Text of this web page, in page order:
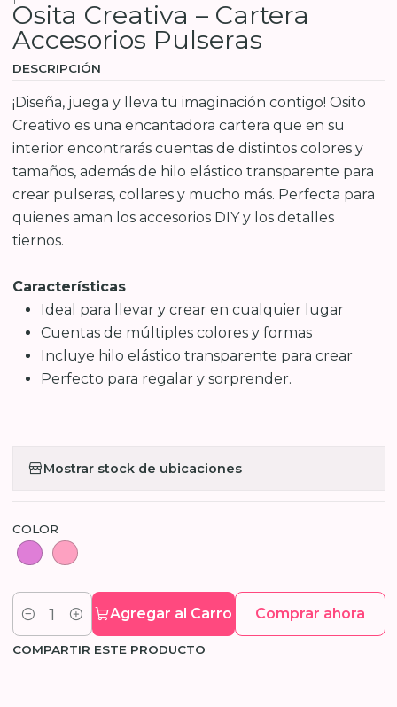
Osita Creativa – Cartera
Accesorios Pulseras
DESCRIPCIÓN
¡Diseña, juega y lleva tu imaginación contigo! Osito
Creativo es una encantadora cartera que en su
interior encontrarás cuentas de distintos colores y
tamaños, además de hilo elástico transparente para
crear pulseras, collares y mucho más. Perfecta para
quienes aman los accesorios DIY y los detalles
tiernos.
Características
Ideal para llevar y crear en cualquier lugar
Cuentas de múltiples colores y formas
Incluye hilo elástico transparente para crear
Perfecto para regalar y sorprender.
Mostrar stock de ubicaciones
COLOR
Cantidad
Agregar al Carro Comprar ahora
COMPARTIR ESTE PRODUCTO